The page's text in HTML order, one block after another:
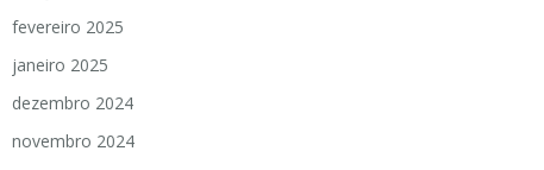
fevereiro 2025
janeiro 2025
dezembro 2024
novembro 2024